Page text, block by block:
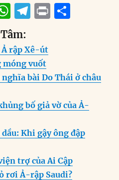
W
h
at
s
A
p
T
e
g
r
m
P
Ả rập Xê-út
móng vuốt
bài Do Thái ở châu
bố giả vờ của Ả-
Khi gậy ông đập
trợ của Ai Cập
rơi Ả-rập Saudi?